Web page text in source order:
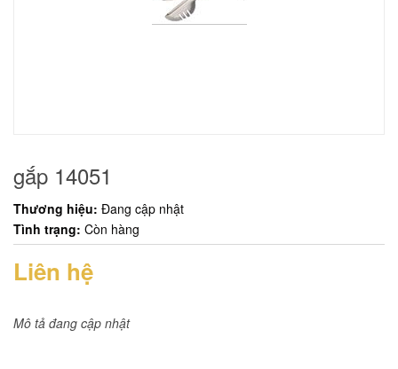
gắp 14051
Thương hiệu: Đang cập nhật
Tình trạng: Còn hàng
Liên hệ
Mô tả đang cập nhật